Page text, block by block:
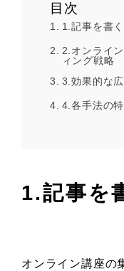
目次
1.記事を書
2.オンライ
ィング戦略
3.効果的な
4.各手法の
1.記事を
オンライン講座の